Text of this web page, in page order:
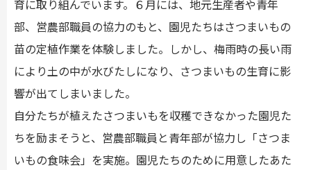
育に取り組んでいます。６月には、地元生産者や青年
部、営農部職員の協力のもと、園児たちはさつまいもの
苗の定植作業を体験しました。しかし、梅雨時の長い雨
により土の中が水びたしになり、さつまいもの生育に影
響が出てしまいました。
自分たちが植えたさつまいもを収穫できなかった園児た
ちを励まそうと、営農部職員と青年部が協力し「さつま
いもの食味会」を実施。園児たちのために用意したあた